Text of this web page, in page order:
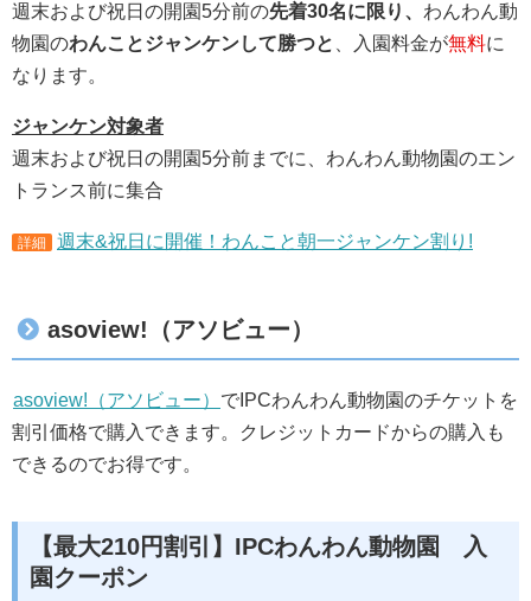
週末および祝日の開園5分前の先着30名に限り、 わんわん動
物園のわんことジャンケンして勝つと 、入園料金が無料に
なります。
ジャンケン対象者
週末および祝日の開園5分前までに、わんわん動物園のエン
トランス前に集合
詳細 週末&祝日に開催！わんこと朝一ジャンケン割り!
asoview!（アソビュー）
asoview!（アソビュー） でIPCわんわん動物園のチケットを
割引価格で購入できます。クレジットカードからの購入も
できるのでお得です。
【最大210円割引】IPCわんわん動物園 入
園クーポン